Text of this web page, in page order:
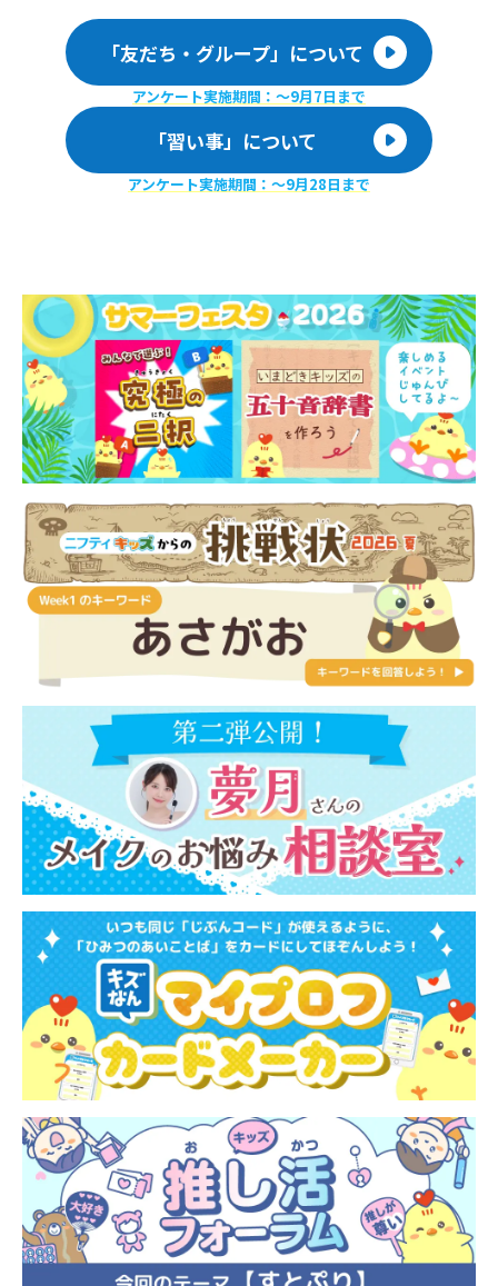
「友だち・グループ」について
アンケート実施期間：〜9月7日まで
「習い事」について
アンケート実施期間：〜9月28日まで